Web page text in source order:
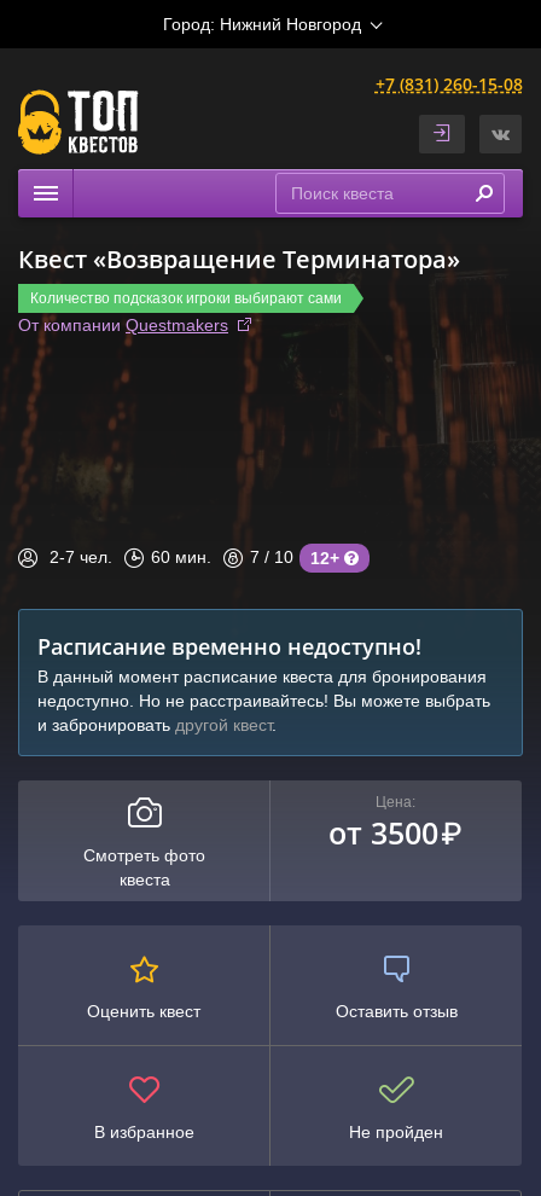
Город: Нижний Новгород
+7 (831) 260-15-08
Праздники
Расписание
Рейтинги
Сертификаты
Квест «Возвращение Терминатора»
Количество подсказок игроки выбирают сами
От компании Questmakers
2-7 чел. 60 мин. 7 / 10 12+
Расписание временно недоступно!
В данный момент расписание квеста для бронирования
недоступно. Но не расстраивайтесь! Вы можете выбрать
и забронировать другой квест.
Смотреть фото
квеста
Цена:
от 3500₽
Оценить квест Оставить отзыв
В избранное Не пройден